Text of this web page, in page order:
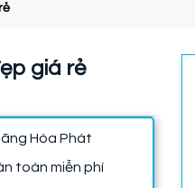
giá rẻ
Hòa Phát
toàn miễn phí